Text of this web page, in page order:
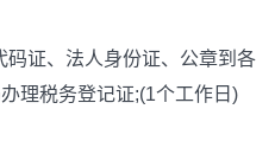
证、法人身份证、公章到各
理税务登记证;(1个工作日)